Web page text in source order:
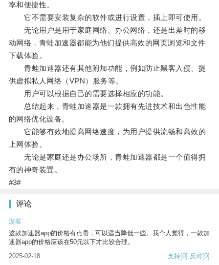
率和便捷性。
它不需要安装复杂的软件或进行设置，插上即可使用。
无论用户是用于家庭网络、办公网络，还是出差时的移
动网络，青蛙加速器都能为他们提供高效的网页浏览和文件
下载体验。
青蛙加速器还有其他附加功能，例如防止黑客入侵、提
供虚拟私人网络（VPN）服务等。
用户可以根据自己的需要选择相应的功能。
总结起来，青蛙加速器是一款拥有先进技术和出色性能
的网络优化设备。
它能够有效地提高网络速度，为用户提供流畅和高效的
上网体验。
无论是家庭还是办公场所，青蛙加速器都是一个值得拥
有的神奇装置。
#3#
评论
游客
这款加速器app的价格有点贵，可以适当降低一些。我个人觉得，一款加
速器app的价格应该在50元以下才比较合理。
2025-02-18
支持[0] 反对[0]